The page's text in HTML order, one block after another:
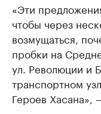
«Эти
чтобы через
возмущаться,
пробки на
ул. Революции и
транспортном
Героев Хасана»,